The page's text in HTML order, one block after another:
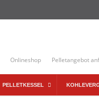
Onlineshop Pelletangebot
PELLETKESSEL